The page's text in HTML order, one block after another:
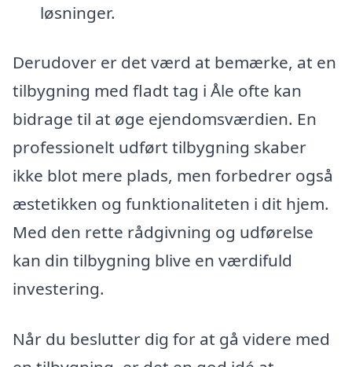
løsninger.
Derudover er det værd at bemærke, at en
tilbygning med fladt tag i Åle ofte kan
bidrage til at øge ejendomsværdien. En
professionelt udført tilbygning skaber
ikke blot mere plads, men forbedrer også
æstetikken og funktionaliteten i dit hjem.
Med den rette rådgivning og udførelse
kan din tilbygning blive en værdifuld
investering.
Når du beslutter dig for at gå videre med